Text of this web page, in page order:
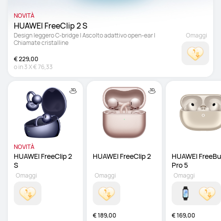
NOVITÀ
Design leggero C-bridge | Ascolto adattivo open-ear |
Chiamate cristalline
€ 229,00
o in3X€ 76,33
Omaggi
NOVITÀ
HUAWEI FreeClip 2
Omaggi
HUAWEI FreeClip 2
€ 189,00
Omaggi
HUAWEI
€ 169,00
Omaggi